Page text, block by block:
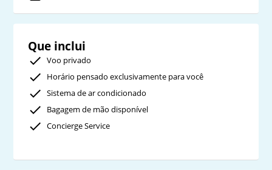
Que inclui
Voo privado
Horário pensado exclusivamente para você
Sistema de ar condicionado
Bagagem de mão disponível
Concierge Service